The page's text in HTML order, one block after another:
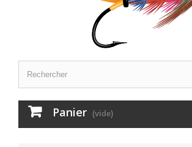
Panier (vide)